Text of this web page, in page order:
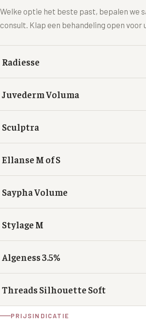
Welke optie het beste past, bepalen we
consult. Klap een behandeling open voor
Radiesse
Juvederm Voluma
Sculptra
Ellanse M of S
Saypha Volume
Stylage M
Algeness 3.5%
Threads Silhouette Soft
PRIJSINDICATIE